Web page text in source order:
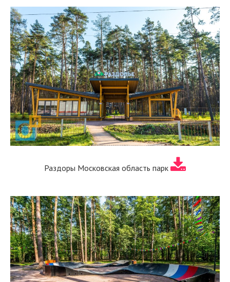
Раздоры Московская область парк